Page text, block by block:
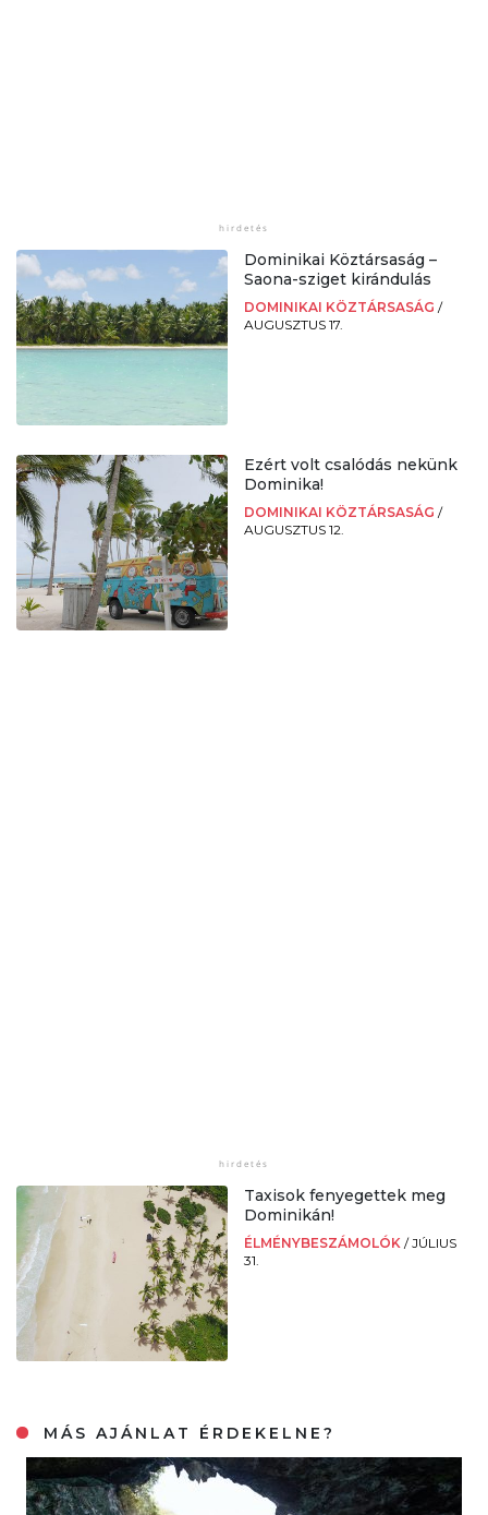
Dominikai Köztársaság –
Saona-sziget kirándulás
DOMINIKAI KÖZTÁRSASÁG /
AUGUSZTUS 17.
Ezért volt csalódás nekünk
Dominika!
DOMINIKAI KÖZTÁRSASÁG /
AUGUSZTUS 12.
Taxisok fenyegettek meg
Dominikán!
ÉLMÉNYBESZÁMOLÓK /JÚLIUS
31.
MÁS AJÁNLAT ÉRDEKELNE?